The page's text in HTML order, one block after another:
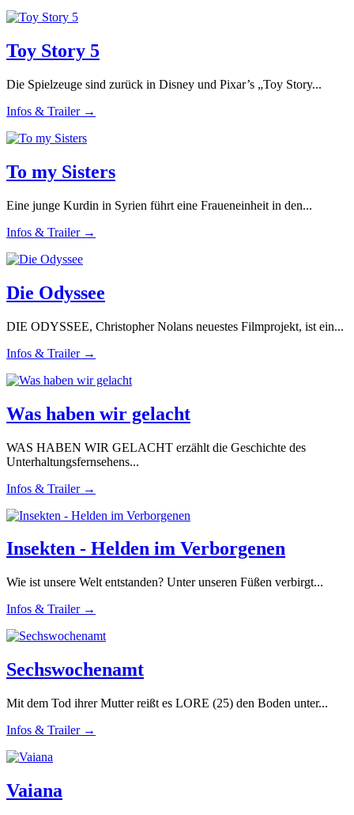
Toy Story 5
Die Spielzeuge sind zurück in Disney und Pixar’s „Toy Story...
Infos & Trailer →
To my Sisters
Eine junge Kurdin in Syrien führt eine Fraueneinheit in den...
Infos & Trailer →
Die Odyssee
DIE ODYSSEE, Christopher Nolans neuestes Filmprojekt, ist ein...
Infos & Trailer →
Was haben wir gelacht
WAS HABEN WIR GELACHT erzählt die Geschichte des
Unterhaltungsfernsehens...
Infos & Trailer →
Insekten - Helden im Verborgenen
Wie ist unsere Welt entstanden? Unter unseren Füßen verbirgt...
Infos & Trailer →
Sechswochenamt
Mit dem Tod ihrer Mutter reißt es LORE (25) den Boden unter...
Infos & Trailer →
Vaiana